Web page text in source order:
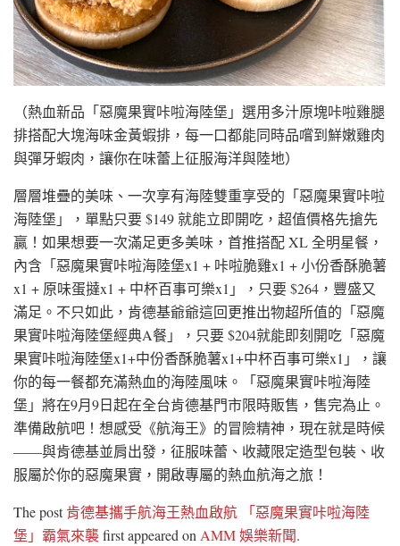
（熱血新品「惡魔果實咔啦海陸堡」選用多汁原塊咔啦雞腿
排搭配大塊海味金黃蝦排，每一口都能同時品嚐到鮮嫩雞肉
與彈牙蝦肉，讓你在味蕾上征服海洋與陸地）
層層堆疊的美味、一次享有海陸雙重享受的「惡魔果實咔啦
海陸堡」，單點只要 $149 就能立即開吃，超值價格先搶先
贏！如果想要一次滿足更多美味，首推搭配 XL 全明星餐，
內含「惡魔果實咔啦海陸堡x1 + 咔啦脆雞x1 + 小份香酥脆薯
x1 + 原味蛋撻x1 + 中杯百事可樂x1」，只要 $264，豐盛又
滿足。不只如此，肯德基爺爺這回更推出物超所值的「惡魔
果實咔啦海陸堡經典A餐」，只要 $204就能即刻開吃「惡魔
果實咔啦海陸堡x1+中份香酥脆薯x1+中杯百事可樂x1」，讓
你的每一餐都充滿熱血的海陸風味。「惡魔果實咔啦海陸
堡」將在9月9日起在全台肯德基門市限時販售，售完為止。
準備啟航吧！想感受《航海王》的冒險精神，現在就是時候
——與肯德基並肩出發，征服味蕾、收藏限定造型包裝、收
服屬於你的惡魔果實，開啟專屬的熱血航海之旅！
The post肯德基攜手航海王熱血啟航 「惡魔果實咔啦海陸
堡」霸氣來襲first appeared on AMM 娛樂新聞.